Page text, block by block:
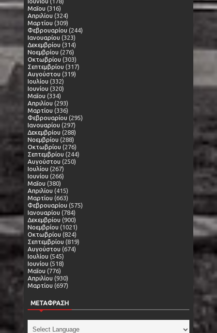
Μαΐου (316)
Απριλίου (324)
Μαρτίου (309)
Φεβρουαρίου (244)
Ιανουαρίου (323)
Δεκεμβρίου (314)
Νοεμβρίου (276)
Οκτωβρίου (303)
Σεπτεμβρίου (317)
Αυγούστου (319)
Ιουλίου (332)
Ιουνίου (320)
Μαΐου (334)
Απριλίου (293)
Μαρτίου (336)
Φεβρουαρίου (295)
Ιανουαρίου (297)
Δεκεμβρίου (288)
Νοεμβρίου (288)
Οκτωβρίου (276)
Σεπτεμβρίου (244)
Αυγούστου (250)
Ιουλίου (267)
Ιουνίου (266)
Μαΐου (380)
Απριλίου (415)
Μαρτίου (663)
Φεβρουαρίου (575)
Ιανουαρίου (784)
Δεκεμβρίου (900)
Νοεμβρίου (1021)
Οκτωβρίου (824)
Σεπτεμβρίου (819)
Αυγούστου (674)
Ιουλίου (545)
Ιουνίου (518)
Μαΐου (776)
Απριλίου (930)
Μαρτίου (697)
ΜΕΤΑΦΡΑΣΗ